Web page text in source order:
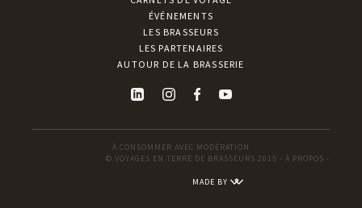
ÉVÉNEMENTS
LES BRASSEURS
LES PARTENAIRES
AUTOUR DE LA BRASSERIE
À CONSOMMER AVEC MODÉRATION
© VOYAGES EN TERRE DE BRASSEURS 2015 - À PROPOS -
MADE BY